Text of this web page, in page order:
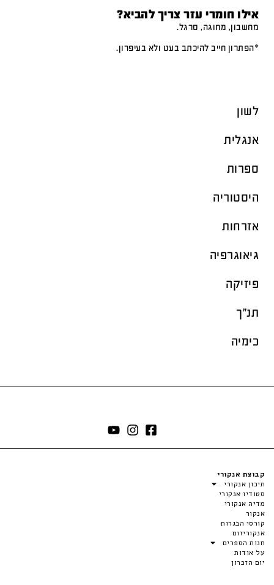
אילו חומרי עזר צריך להביא?
מחשבון, מחוגה, סרגל.
*הפתרון חייב להיכתב בעט ולא בעיפרון.
לשון
אנגלית
ספרות
היסטוריה
אזרחות
גיאוגרפיה
פיזיקה
תנ"ך
כימיה
קבוצת אנקורי
תיכון אנקורי
סטודיו אנקורי
מדיה אנקורי
אנקור
קורסי הבגרות
אנקוריזום
חנות הספרים
על אודות
יום הזכרון